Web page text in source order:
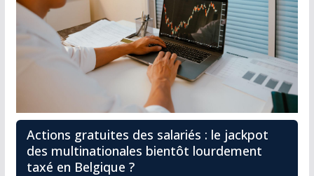
Actions gratuites des salariés : le jackpot
des multinationales bientôt lourdement
taxé en Belgique ?